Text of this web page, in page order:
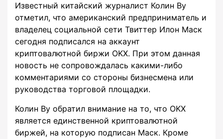
Известный китайский журналист Колин Ву
отметил, что американский предприниматель и
владелец социальной сети Твиттер Илон Маск
сегодня подписался на аккаунт
криптовалютной биржи OKX. При этом данная
новость не сопровождалась какими-либо
комментариями со стороны бизнесмена или
руководства торговой площадки.
Колин Ву обратил внимание на то, что OKX
является единственной криптовалютной
биржей, на которую подписан Маск. Кроме